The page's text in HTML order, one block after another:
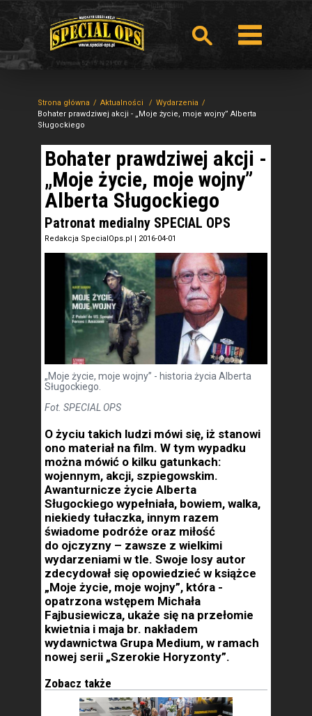
Strona główna Aktualności
Wydarzenia
Bohater prawdziwej akcji - „Moje życie, moje wojny” Alberta
Sługockiego
Bohater prawdziwej akcji -
„Moje życie, moje wojny”
Alberta Sługockiego
Patronat medialny SPECIAL OPS
Redakcja SpecialOps.pl | 2016-04-01
„Moje życie, moje wojny” - historia życia Alberta
Sługockiego.
Fot. SPECIAL OPS
O życiu takich ludzi mówi się, iż stanowi
ono materiał na film. W tym wypadku
można mówić o kilku gatunkach:
wojennym, akcji, szpiegowskim.
Awanturnicze życie Alberta
Sługockiego wypełniała, bowiem, walka,
niekiedy tułaczka, innym razem
świadome podróże oraz miłość
do ojczyzny – zawsze z wielkimi
wydarzeniami w tle. Swoje losy autor
zdecydował się opowiedzieć w książce
„Moje życie, moje wojny”, która -
opatrzona wstępem Michała
Fajbusiewicza, ukaże się na przełomie
kwietnia i maja br. nakładem
wydawnictwa Grupa Medium, w ramach
nowej serii „Szerokie Horyzonty”.
Zobacz także